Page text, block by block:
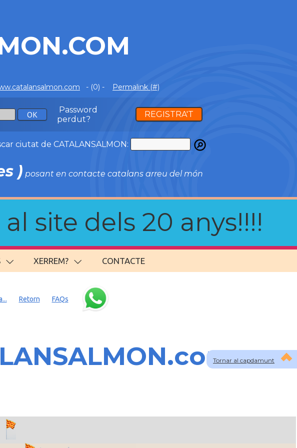
- (0) - Permalink (#)
Password
perdut?
REGISTRA'T
ciutat de CATALANSALMON:
) posant en contacte catalans arreu del món
site dels 20 anys!!!!
XERREM? CONTACTE
Tornar al capdamunt
Retorn FAQs